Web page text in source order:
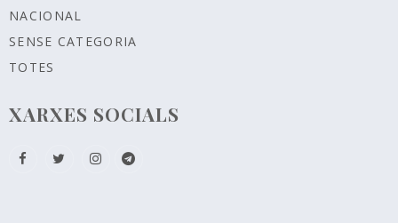
NACIONAL
SENSE CATEGORIA
TOTES
XARXES SOCIALS